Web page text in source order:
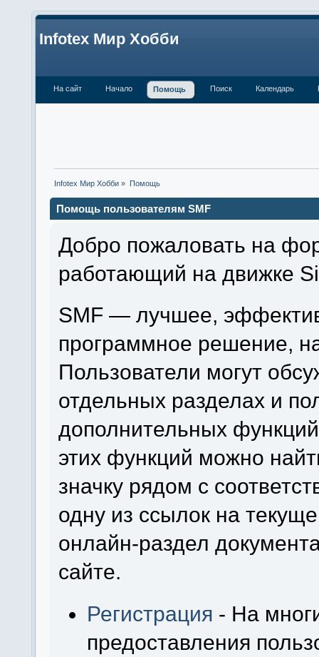
Infotex Мир Хобби
На сайт Начало Помощь Поиск Календарь
Infotex Мир Хобби » Помощь
Помощь пользователям SMF
Добро пожаловать на
работающий на движке
SMF — лучшее,
программное решение,
Пользователи могут
отдельных разделах и
дополнительных
этих функций можно
значку рядом с
одну из ссылок на
онлайн-раздел
сайте.
Регистрация - На
предоставления